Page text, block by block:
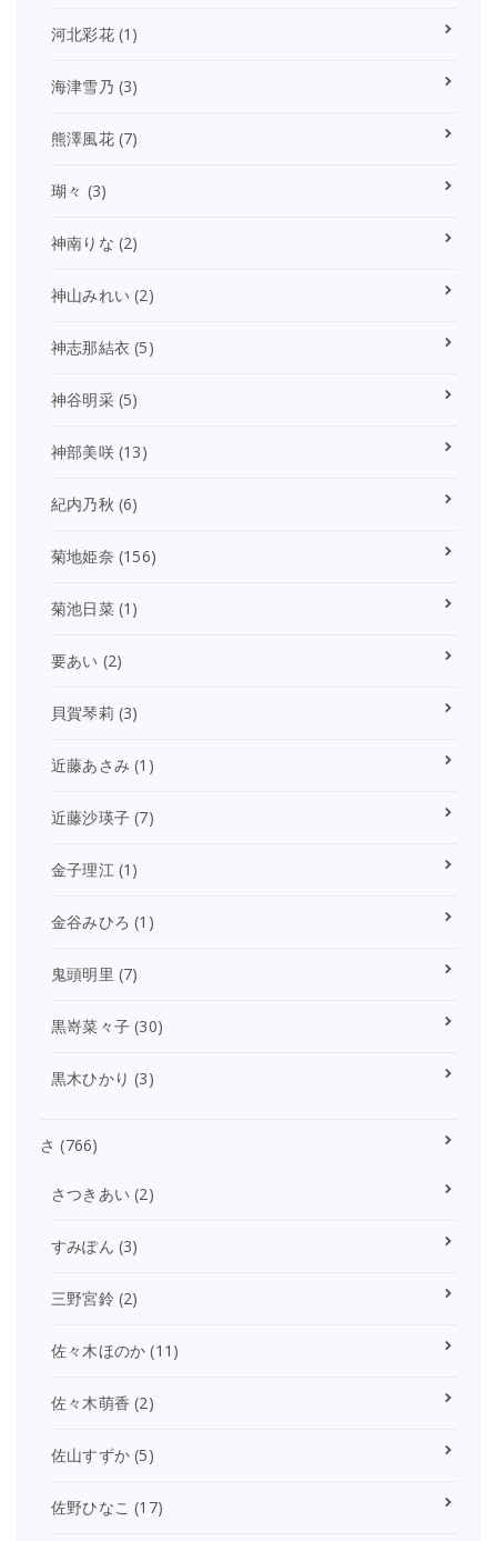
河北彩花(1)
海津雪乃 (3)
熊澤風花(7)
瑚々 (3)
神南りな (2)
神山みれい (2)
神志那結衣 (5)
神谷明采(5)
神部美咲(13)
紀内乃秋 (6)
菊地姫奈 (156)
菊池日菜(1)
要あい (2)
貝賀琴莉 (3)
近藤あさみ (1)
近藤沙瑛子 (7)
金子理江(1)
金谷みひろ (1)
鬼頭明里 (7)
黒嵜菜々子 (30)
黒木ひかり (3)
さ (766)
さつきあい (2)
すみぽん (3)
三野宮鈴(2)
佐々木ほのか (11)
佐々木萌香 (2)
佐山すずか (5)
佐野ひなこ (17)